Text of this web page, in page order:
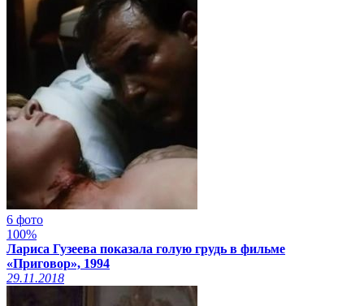
6 фото
100%
Лариса Гузеева показала голую грудь в фильме
«Приговор», 1994
29.11.2018